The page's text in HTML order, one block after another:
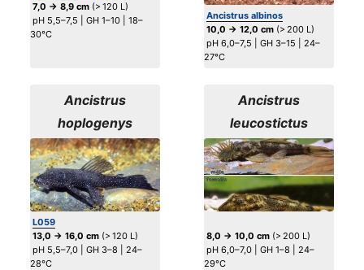
7,0 → 8,9 cm (> 120 L)
pH 5,5–7,5 | GH 1–10 | 18–
30°C
Ancistrus albinos
10,0 → 12,0 cm(> 200 L)
pH 6,0–7,5 | GH 3–15 | 24–
27°C
Ancistrus
hoplogenys
L059
13,0 → 16,0 cm (> 120 L)
pH 5,5–7,0 | GH 3–8 | 24–
28°C
Ancistrus
leucostictus
8,0 → 10,0 cm(> 200 L)
pH 6,0–7,0 | GH 1–8 | 24–
29°C